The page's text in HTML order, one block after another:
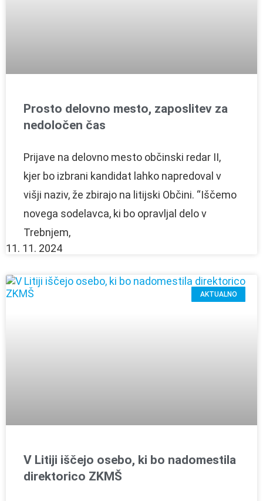
Prosto delovno mesto, zaposlitev za
nedoločen čas
Prijave na delovno mesto občinski redar II,
kjer bo izbrani kandidat lahko napredoval v
višji naziv, že zbirajo na litijski Občini. “Iščemo
novega sodelavca, ki bo opravljal delo v
Trebnjem,
11. 11. 2024
AKTUALNO
V Litiji iščejo osebo, ki bo nadomestila
direktorico ZKMŠ